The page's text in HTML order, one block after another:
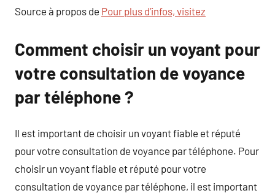
Source à propos de Pour plus d’infos, visitez
Comment choisir un voyant pour
votre consultation de voyance
par téléphone ?
Il est important de choisir un voyant fiable et réputé
pour votre consultation de voyance par téléphone. Pour
choisir un voyant fiable et réputé pour votre
consultation de voyance par téléphone, il est important